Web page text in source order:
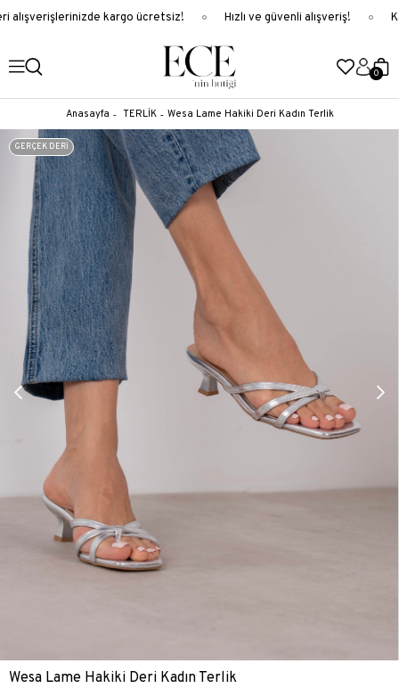
alışverişlerinizde kargo ücretsiz! Hızlı ve güvenli alışveriş!
0
Anasayfa TERLİK Wesa Lame Hakiki Deri Kadın Terlik
GERÇEK DERİ
Wesa Lame Hakiki Deri Kadın Terlik